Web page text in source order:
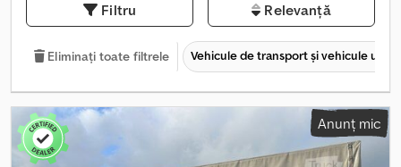
Filtru Relevanță
Eliminați toate filtrele Vehicule de transport şi vehicule
Anunț mic